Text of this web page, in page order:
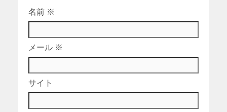
名前 ※
メール ※
サイト